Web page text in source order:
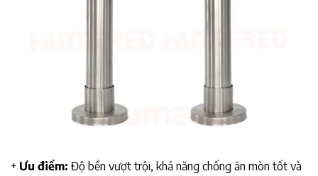
+ Ưu điểm: Độ bền vượt trội, khả năng chống ăn mòn tốt và